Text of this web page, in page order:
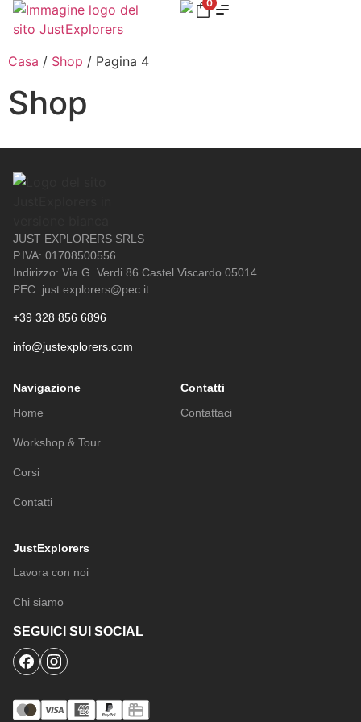
0
Casa / Shop / Pagina 4
Shop
JUST EXPLORERS SRLS
P.IVA: 01708500556
Indirizzo: Via G. Verdi 86 Castel Viscardo 05014
PEC: just.explorers@pec.it
+39 328 856 6896
info@justexplorers.com
Navigazione
Home
Workshop & Tour
Corsi
Contatti
Contatti
Contattaci
JustExplorers
Lavora con noi
Chi siamo
SEGUICI SUI SOCIAL